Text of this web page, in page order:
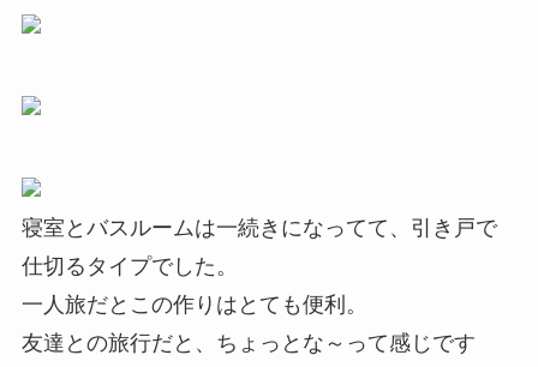
寝室とバスルームは一続きになってて、引き戸で
仕切るタイプでした。
一人旅だとこの作りはとても便利。
友達との旅行だと、ちょっとな～って感じです